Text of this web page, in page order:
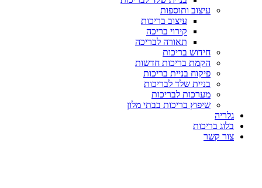
עיצוב ותוספות
עיצוב בריכות
קירוי בריכה
תאורה לבריכה
חידוש בריכות
הקמת בריכות חדשות
פיקוח בניית בריכות
בניית שלד לבריכות
מערכות לבריכות
שיפוץ בריכות בבתי מלון
גלריה
בלוג בריכות
צור קשר